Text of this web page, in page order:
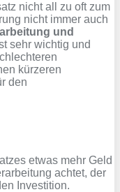
nicht all zu oft zum
nicht immer auch
und
sehr wichtig und
kürzeren
den
etwas mehr Geld
achtet, der
Investition.